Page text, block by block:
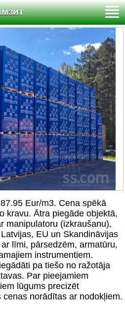
Eur/m3. Cena spēkā
kravu. Ātra piegāde objektā,
manipulatoru (izkraušanu),
EU un Skandināvijas
līmi, pārsedzēm, armatūru,
instrumentiem.
pa tiešo no ražotāja
Par pieejamiem
lūgums precizēt
norādītas ar nodokļiem.